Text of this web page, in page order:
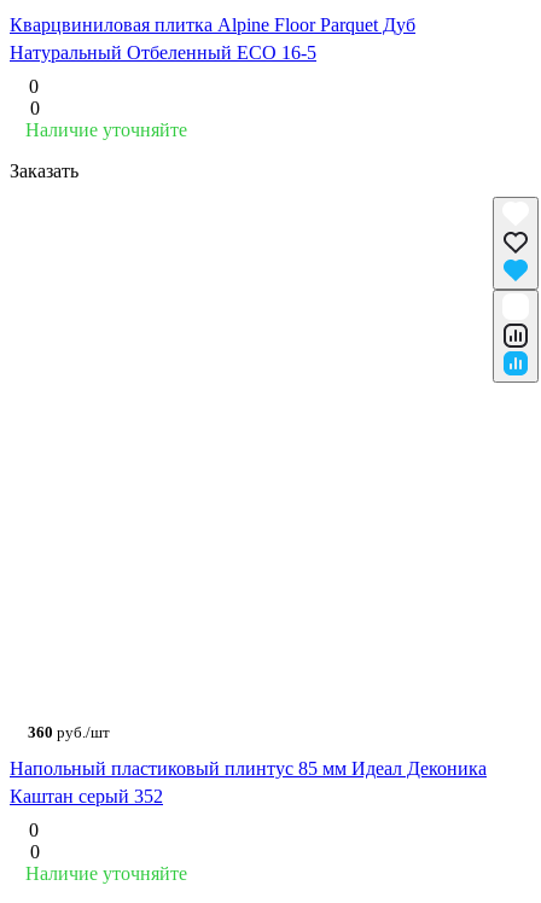
Кварцвиниловая плитка Alpine Floor Parquet Дуб
Натуральный Отбеленный ECO 16-5
0
0
Наличие уточняйте
Заказать
360 руб./шт
Напольный пластиковый плинтус 85 мм Идеал Деконика
Каштан серый 352
0
0
Наличие уточняйте